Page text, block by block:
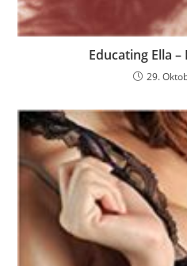
Educating Ella
29.